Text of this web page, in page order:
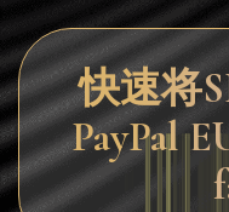
快速将
PayPal